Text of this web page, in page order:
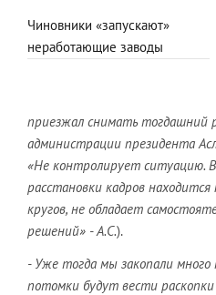
Чиновники «запускают»
неработающие заводы
приезжал снимать тогдашний
администрации президента
«Не контролирует ситуацию. В
расстановки кадров
кругов, не обладает
решений» - А.С.).
- Уже тогда мы закопали много
потомки будут вести